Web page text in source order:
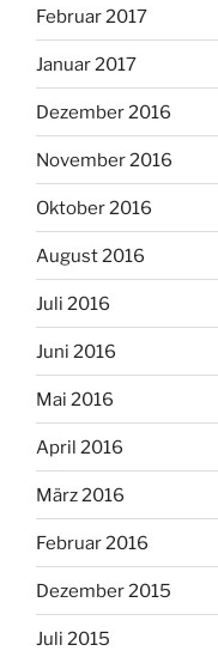
Februar 2017
Januar 2017
Dezember 2016
November 2016
Oktober 2016
August 2016
Juli 2016
Juni 2016
Mai 2016
April 2016
März 2016
Februar 2016
Dezember 2015
Juli 2015